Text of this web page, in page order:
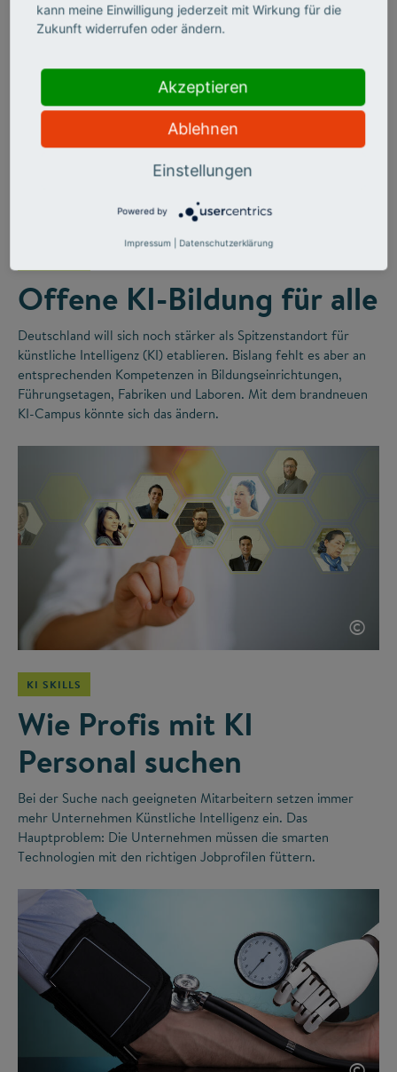
Offene KI-Bildung für alle
Deutschland will sich noch stärker als Spitzenstandort für
künstliche Intelligenz (KI) etablieren. Bislang fehlt es aber an
entsprechenden Kompetenzen in Bildungseinrichtungen,
Führungsetagen, Fabriken und Laboren. Mit dem brandneuen
KI-Campus könnte sich das ändern.
©
KI SKILLS
Wie Profis mit KI
Personal suchen
Bei der Suche nach geeigneten Mitarbeitern setzen immer
mehr Unternehmen Künstliche Intelligenz ein. Das
Hauptproblem: Die Unternehmen müssen die smarten
Technologien mit den richtigen Jobprofilen füttern.
kann meine Einwilligung jederzeit mit Wirkung für die
Zukunft widerrufen oder ändern.
Akzeptieren
Ablehnen
Einstellungen
Powered by
Impressum Datenschutzerklärung